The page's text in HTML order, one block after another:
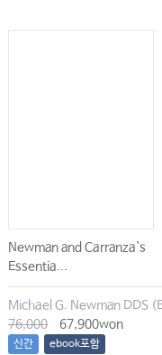
Newman and Carranza`s
Essentia...
76,000
67,900won
신간 ebook포함